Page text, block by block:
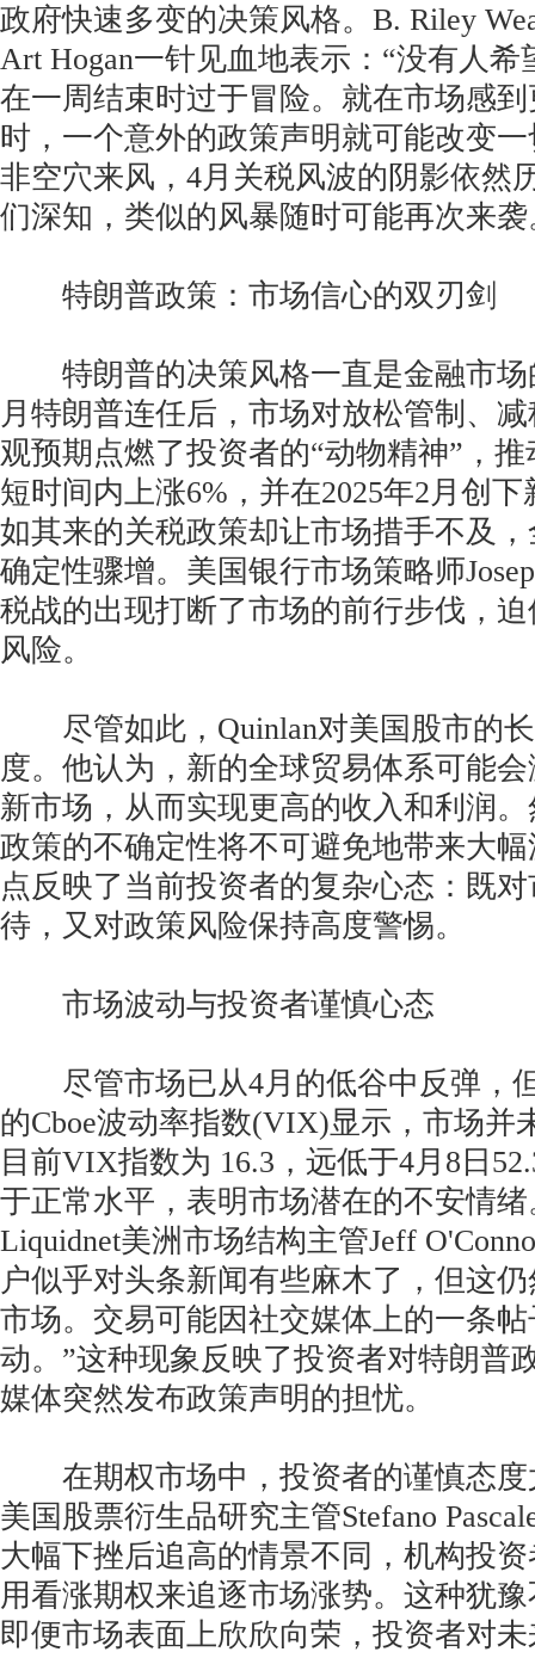
政府快速多变的决策风格。B. Riley
Art Hogan一针见血地表示：“没有人
在一周结束时过于冒险。就在市场感
时，一个意外的政策声明就可能改变
非空穴来风，4月关税风波的阴影依然
们深知，类似的风暴随时可能再次来袭
特朗普政策：市场信心的双刃剑
特朗普的决策风格一直是金融市场
月特朗普连任后，市场对放松管制、
观预期点燃了投资者的“动物精神”，
短时间内上涨6%，并在2025年2月创
如其来的关税政策却让市场措手不及
确定性骤增。美国银行市场策略师
税战的出现打断了市场的前行步伐，
风险。
尽管如此，Quinlan对美国股市的长
度。他认为，新的全球贸易体系可能
新市场，从而实现更高的收入和利润
政策的不确定性将不可避免地带来大
点反映了当前投资者的复杂心态：既
待，又对政策风险保持高度警惕。
市场波动与投资者谨慎心态
尽管市场已从4月的低谷中反弹，
的Cboe波动率指数(VIX)显示，市场并
目前VIX指数为 16.3，远低于4月8日
于正常水平，表明市场潜在的不安情
Liquidnet美洲市场结构主管Jeff
户似乎对头条新闻有些麻木了，但这
市场。交易可能因社交媒体上的一条
动。”这种现象反映了投资者对特朗普
媒体突然发布政策声明的担忧。
在期权市场中，投资者的谨慎态度
美国股票衍生品研究主管Stefano
大幅下挫后追高的情景不同，机构投
用看涨期权来追逐市场涨势。这种犹
即便市场表面上欣欣向荣，投资者对